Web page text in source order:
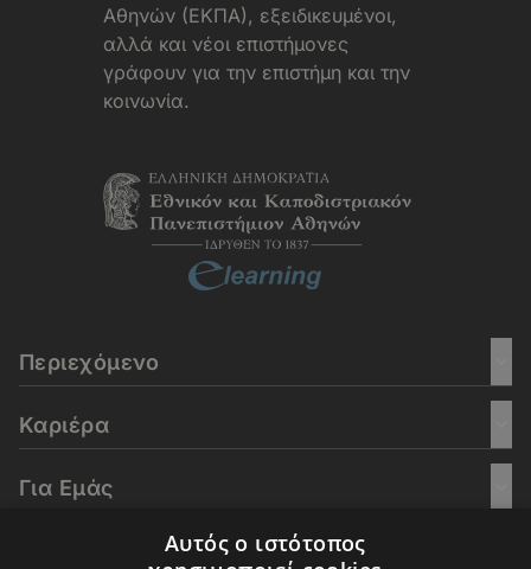
Αθηνών (ΕΚΠΑ), εξειδικευμένοι,
αλλά και νέοι επιστήμονες
γράφουν για την επιστήμη και την
κοινωνία.
Περιεχόμενο
Καριέρα
Για Εμάς
Αυτός ο ιστότοπος